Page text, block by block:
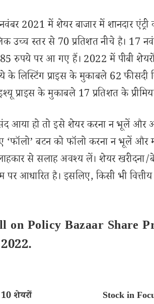
2021 में शेयर बाजार में शानदार
उच्च स्तर से 70 प्रतिशत नीचे है।
रुपये पर आ गए हैं। 2022 में पीबी
के लिस्टिंग प्राइस के मुकाबले 62
के मुकाबले 17 प्रतिशत के
आया हो तो इसे शेयर करना न भूलें
‘फॉलो’ बटन को फॉलो करना न भूलें और
से सलाह अवश्य लें। शेयर खरीदना/
है। इसलिए, किसी भी वित्तीय
on Policy Bazaar Share
शेयरों
Stock in